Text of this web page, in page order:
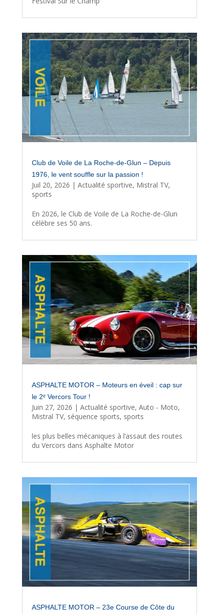
Club de Voile de La Roche-de-Glun – Depuis
1976, le vent souffle sur la passion !
Juil 20, 2026 | Actualité sportive, Mistral TV,
sports
En 2026, le Club de Voile de La Roche-de-Glun
célèbre ses 50 ans.
ASPHALTE MOTOR – Moteurs en éveil : cap sur
le 2ᵉ Vercors Tour !
Juin 27, 2026 | Actualité sportive, Auto - Moto,
Mistral TV, séquence sports, sports
les plus belles mécaniques à l’assaut des routes
du Vercors dans Asphalte Motor
ASPHALTE MOTOR – 23e Course de Côte du